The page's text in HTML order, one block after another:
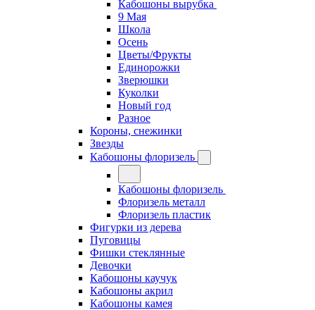
Кабошоны вырубка
9 Мая
Школа
Осень
Цветы/Фрукты
Единорожки
Зверюшки
Куколки
Новый год
Разное
Короны, снежинки
Звезды
Кабошоны флоризель
Кабошоны флоризель
Флоризель металл
Флоризель пластик
Фигурки из дерева
Пуговицы
Фишки стеклянные
Девочки
Кабошоны каучук
Кабошоны акрил
Кабошоны камея